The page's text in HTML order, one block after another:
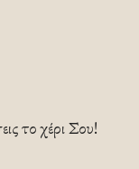
το χέρι Σου!